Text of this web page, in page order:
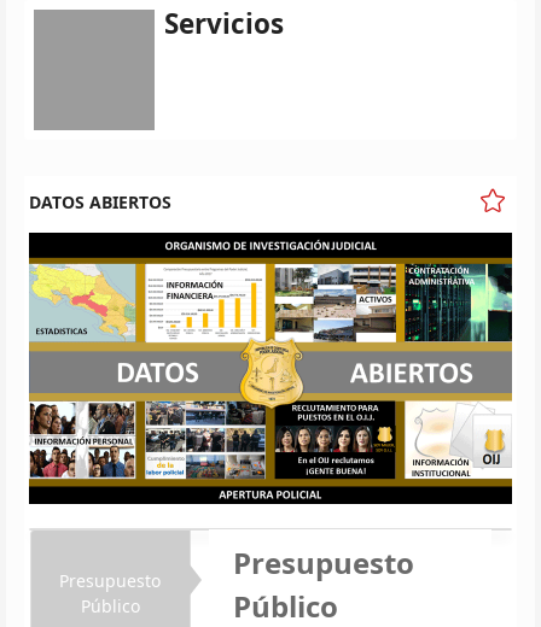
Servicios
DATOS ABIERTOS
Presupuesto
Público
Presupuesto
Público